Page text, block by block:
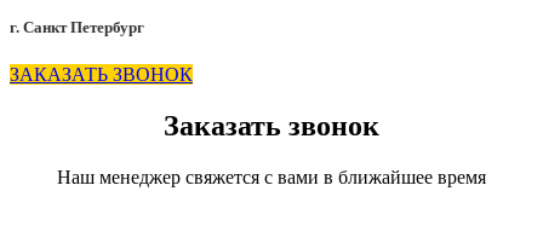
г. Санкт Петербург
ЗАКАЗАТЬ ЗВОНОК
Заказать звонок
Наш менеджер свяжется с вами в ближайшее время